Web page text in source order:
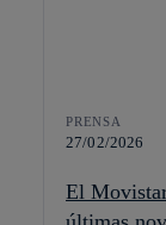
PRENSA
27/02/2026
El